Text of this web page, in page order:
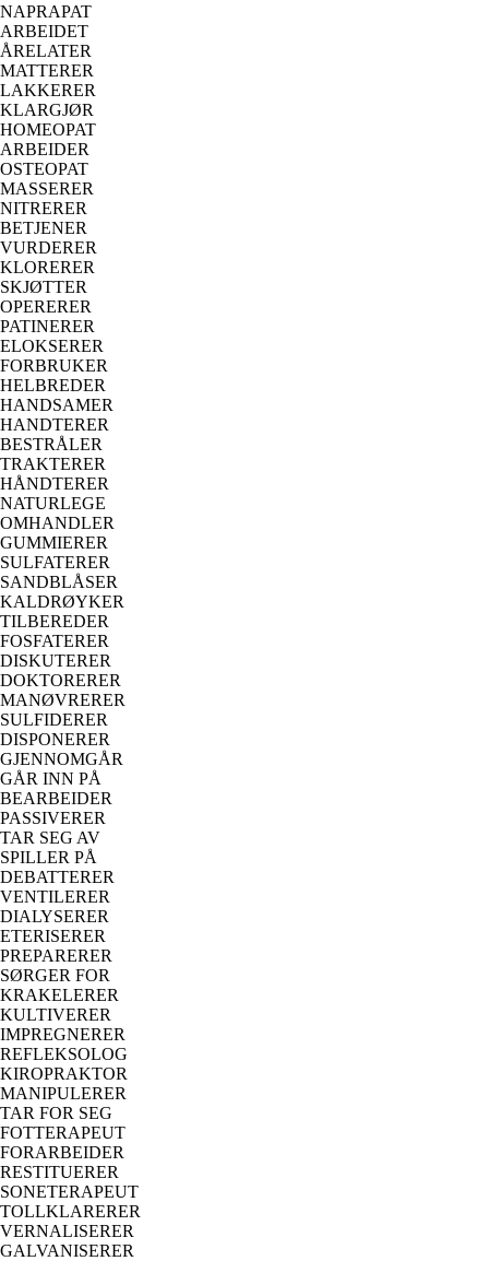
NAPRAPAT
ARBEIDET
ÅRELATER
MATTERER
LAKKERER
KLARGJØR
HOMEOPAT
ARBEIDER
OSTEOPAT
MASSERER
NITRERER
BETJENER
VURDERER
KLORERER
SKJØTTER
OPERERER
PATINERER
ELOKSERER
FORBRUKER
HELBREDER
HANDSAMER
HANDTERER
BESTRÅLER
TRAKTERER
HÅNDTERER
NATURLEGE
OMHANDLER
GUMMIERER
SULFATERER
SANDBLÅSER
KALDRØYKER
TILBEREDER
FOSFATERER
DISKUTERER
DOKTORERER
MANØVRERER
SULFIDERER
DISPONERER
GJENNOMGÅR
GÅR INN PÅ
BEARBEIDER
PASSIVERER
TAR SEG AV
SPILLER PÅ
DEBATTERER
VENTILERER
DIALYSERER
ETERISERER
PREPARERER
SØRGER FOR
KRAKELERER
KULTIVERER
IMPREGNERER
REFLEKSOLOG
KIROPRAKTOR
MANIPULERER
TAR FOR SEG
FOTTERAPEUT
FORARBEIDER
RESTITUERER
SONETERAPEUT
TOLLKLARERER
VERNALISERER
GALVANISERER